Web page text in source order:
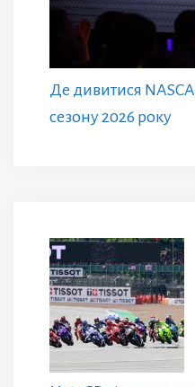
Де дивитися
сезону 2026 року